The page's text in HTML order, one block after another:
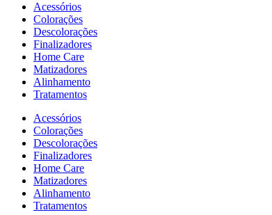
Acessórios
Colorações
Descolorações
Finalizadores
Home Care
Matizadores
Alinhamento
Tratamentos
Acessórios
Colorações
Descolorações
Finalizadores
Home Care
Matizadores
Alinhamento
Tratamentos